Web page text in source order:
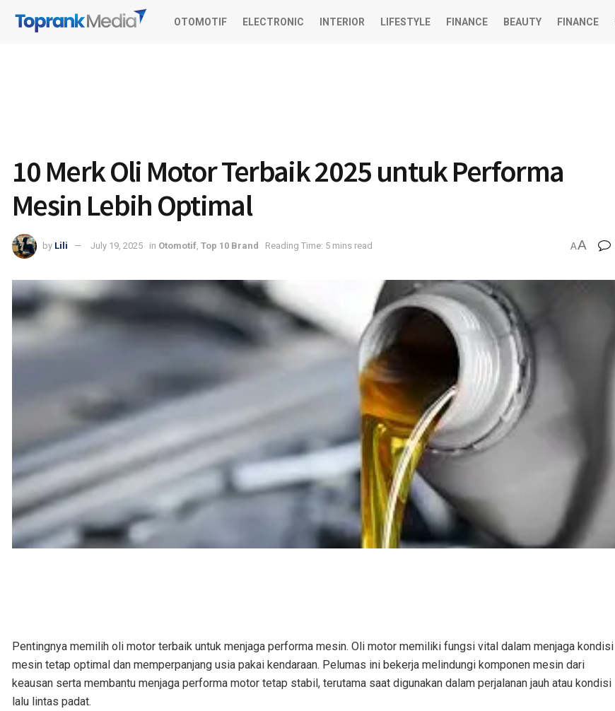
OTOMOTIF ELECTRONIC INTERIOR LIFESTYLE FINANCE BEAUTY FINANCE
10 Merk Oli Motor Terbaik 2025 untuk Performa
Mesin Lebih Optimal
by Lili July 19, 2025 in Otomotif Top 10 Brand Reading Time: 5 mins read AA
Pentingnya memilih oli motor terbaik untuk menjaga performa mesin. Oli motor memiliki fungsi vital dalam menjaga kondisi
mesin tetap optimal dan memperpanjang usia pakai kendaraan. Pelumas ini bekerja melindungi komponen mesin dari
keausan serta membantu menjaga performa motor tetap stabil, terutama saat digunakan dalam perjalanan jauh atau kondisi
lalu lintas padat.